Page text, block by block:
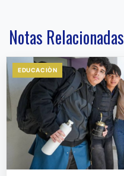
Notas Relacionadas
EDUCACIÒN